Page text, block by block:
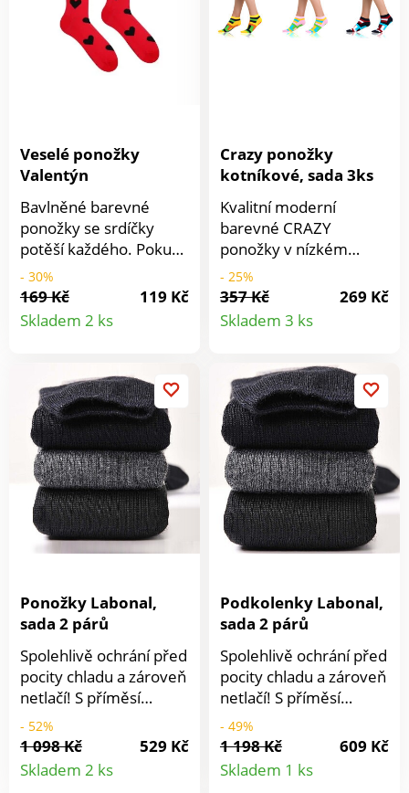
Slovensku.
Veselé ponožky
Valentýn
Bavlněné barevné
ponožky se srdíčky
potěší každého. Pokud
hledáte dárek na
Valentýna, k
narozeninám nebo jen
tak, těmito ponožkami
90% bavlna, 8%
polyamid, 2%
elastan.Barva: červená,
černáUnisex (stačí si
vybrat
velikost).Vyrobeno na
Slovensku.
- 30%
169 Kč
119 Kč
Skladem 2 ks
Crazy ponožky
kotníkové, sada 3ks
Kvalitní moderní
barevné CRAZY
ponožky v nízkém
provedení, v setu po 3
párech, veselé vzory.
Ponožky vysoké
kvality,Prodyšné díky
dárek.Složení: 77%
bavlna,17% polyester,
5% polyamid, 1%
elastan.
- 25%
357 Kč
269 Kč
Skladem 3 ks
Ponožky Labonal,
sada 2 párů
Spolehlivě ochrání před
pocity chladu a zároveň
netlačí! S příměsí
hřejivého vlákna
Thermocool. Netlačí.
Bez pruženky. Pata a
špička zesílená. Sada 2
- 52%
1 098 Kč
529 Kč
Skladem 2 ks
Detail
Podkolenky Labonal,
sada 2 párů
Spolehlivě ochrání před
pocity chladu a zároveň
netlačí! S příměsí
hřejivého vlákna
Thermocool. Netlačí.
Bez pruženky. Pata a
špička zesílená. Sada 2
- 49%
1 198 Kč
609 Kč
Skladem 1 ks
Detail